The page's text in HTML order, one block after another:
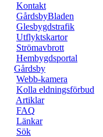
Kontakt
GårdsbyBladen
Glesbygdstrafik
Utflyktskartor
Strömavbrott
Hembygdsportal
Gårdsby
Webb-kamera
Kolla eldningsförbud
Artiklar
FAQ
Länkar
Sök